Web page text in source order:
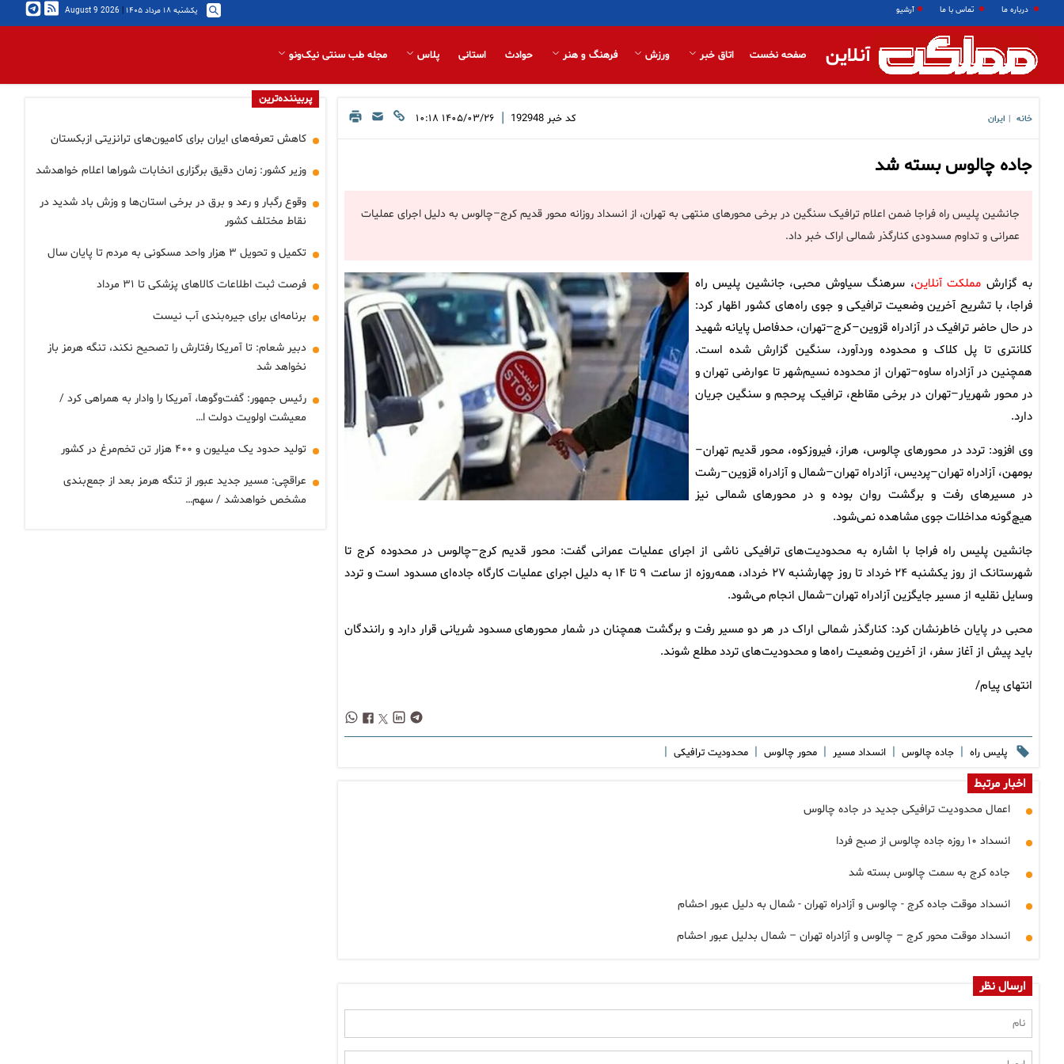
درباره ما تماس با ما آرشیو یکشنبه ۱۸ مرداد ۱۴۰۵ |
2026 August 9
آنلاین صفحه نخست اتاق خبر ورزش فرهنگ و هنر حوادث استانی پلاس مجله طب سنتی نیک‌ونو
خانه ایران کد خبر 192948
| ۱۴۰۵/۰۳/۲۶ ۱۰:۱۸
جاده چالوس بسته شد
جانشین پلیس راه فراجا ضمن اعلام ترافیک سنگین در برخی محورهای منتهی به تهران، از انسداد روزانه محور قدیم کرج–چالوس به دلیل اجرای عملیات
عمرانی و تداوم مسدودی کنارگذر شمالی اراک خبر داد.
به گزارش مملکت آنلاین، سرهنگ سیاوش محبی، جانشین پلیس راه
فراجا، با تشریح آخرین وضعیت ترافیکی و جوی راه‌های کشور اظهار کرد:
در حال حاضر ترافیک در آزادراه قزوین–کرج–تهران، حدفاصل پایانه شهید
کلانتری تا پل کلاک و محدوده وردآورد، سنگین گزارش شده است.
همچنین در آزادراه ساوه–تهران از محدوده نسیم‌شهر تا عوارضی تهران و
در محور شهریار–تهران در برخی مقاطع، ترافیک پرحجم و سنگین جریان
دارد.
وی افزود: تردد در محورهای چالوس، هراز، فیروزکوه، محور قدیم تهران–
بومهن، آزادراه تهران–پردیس، آزادراه تهران–شمال و آزادراه قزوین–رشت
در مسیرهای رفت و برگشت روان بوده و در محورهای شمالی نیز
هیچ‌گونه مداخلات جوی مشاهده نمی‌شود.
جانشین پلیس راه فراجا با اشاره به محدودیت‌های ترافیکی ناشی از اجرای عملیات عمرانی گفت: محور قدیم کرج–چالوس در محدوده کرج تا
شهرستانک از روز یکشنبه ۲۴ خرداد تا روز چهارشنبه ۲۷ خرداد، همه‌روزه از ساعت ۹ تا ۱۴ به دلیل اجرای عملیات کارگاه جاده‌ای مسدود است و تردد
وسایل نقلیه از مسیر جایگزین آزادراه تهران–شمال انجام می‌شود.
محبی در پایان خاطرنشان کرد: کنارگذر شمالی اراک در هر دو مسیر رفت و برگشت همچنان در شمار محورهای مسدود شریانی قرار دارد و رانندگان
باید پیش از آغاز سفر، از آخرین وضعیت راه‌ها و محدودیت‌های تردد مطلع شوند.
انتهای پیام/
پلیس راه | جاده چالوس | انسداد مسیر | محور چالوس | محدودیت ترافیکی |
اخبار مرتبط
اعمال محدودیت ترافیکی جدید در جاده چالوس
انسداد ۱۰ روزه جاده چالوس از صبح فردا
جاده کرج به سمت چالوس بسته شد
انسداد موقت جاده کرج - چالوس و آزادراه تهران - شمال به دلیل عبور احشام
انسداد موقت محور کرج – چالوس و آزادراه تهران – شمال بدلیل عبور احشام
ارسال نظر
پربیننده‌ترین
کاهش تعرفه‌های ایران برای کامیون‌های ترانزیتی ازبکستان
وزیر کشور: زمان دقیق برگزاری انخابات شوراها اعلام خواهدشد
وقوع رگبار و رعد و برق در برخی استان‌ها و وزش باد شدید در
نقاط مختلف کشور
تکمیل و تحویل ۳ هزار واحد مسکونی به مردم تا پایان سال
فرصت ثبت اطلاعات کالاهای پزشکی تا ۳۱ مرداد
برنامه‌ای برای جیره‌بندی آب نیست
دبیر شعام: تا آمریکا رفتارش را تصحیح نکند، تنگه هرمز باز
نخواهد شد
رئیس جمهور: گفت‌وگوها، آمریکا را وادار به همراهی کرد /
معیشت اولویت دولت ا…
تولید حدود یک میلیون و ۴۰۰ هزار تن تخم‌مرغ در کشور
عراقچی: مسیر جدید عبور از تنگه هرمز بعد از جمع‌بندی
مشخص خواهدشد / سهم…